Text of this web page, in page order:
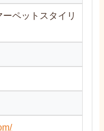
ペットスタイリ